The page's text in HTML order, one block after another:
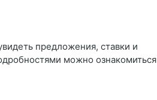
предложения, ставки и
можно ознакомиться